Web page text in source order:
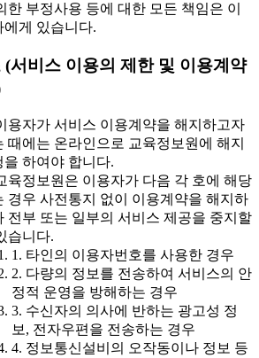
한 부정사용 등에 대한 모든 책임은 이
에게 있습니다.
(서비스 이용의 제한 및 이용계약
자가 서비스 이용계약을 해지하고자
때에는 온라인으로 교육정보원에 해지
을 하여야 합니다.
정보원은 이용자가 다음 각 호에 해당
경우 사전통지 없이 이용계약을 해지하
전부 또는 일부의 서비스 제공을 중지할
습니다.
1. 타인의 이용자번호를 사용한 경우
2. 다량의 정보를 전송하여 서비스의 안
정적 운영을 방해하는 경우
3. 수신자의 의사에 반하는 광고성 정
보, 전자우편을 전송하는 경우
4. 정보통신설비의 오작동이나 정보 등